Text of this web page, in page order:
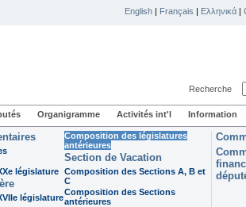
English | Français | Ελληνικά |
Recherche
Organigramme Activités int'l Information
législature
législature
Composition des législatures
antérieures
Section de Vacation
Composition des Sections A, B et
C
Composition des Sections
antérieures